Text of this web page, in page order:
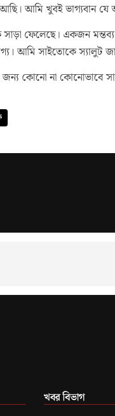
আমি খুবই ভাগ্যবান যে
সাড়া ফেলেছে। একজন
আমি সাইতোকে স্যালুট
কোনো না কোনোভাবে
খবর বিভাগ